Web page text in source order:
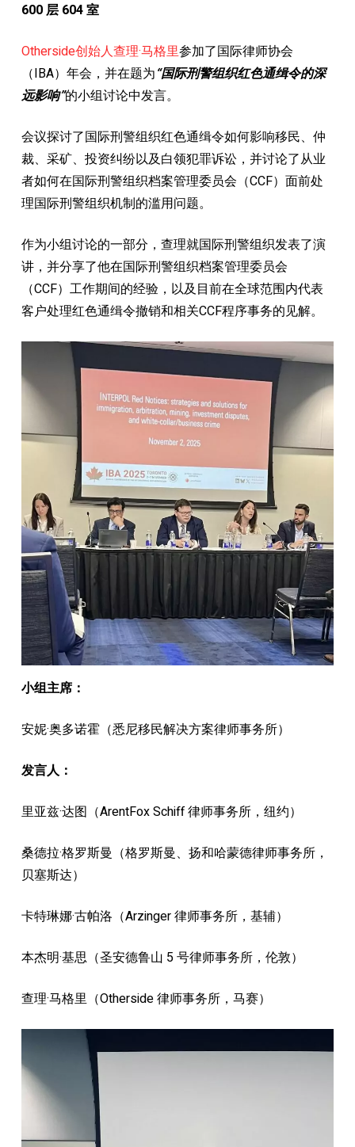
600 层 604 室
Otherside创始人查理·马格里参加了国际律师协会
（IBA）年会，并在题为“国际刑警组织红色通缉令的深
远影响”的小组讨论中发言。
会议探讨了国际刑警组织红色通缉令如何影响移民、仲
裁、采矿、投资纠纷以及白领犯罪诉讼，并讨论了从业
者如何在国际刑警组织档案管理委员会（CCF）面前处
理国际刑警组织机制的滥用问题。
作为小组讨论的一部分，查理就国际刑警组织发表了演
讲，并分享了他在国际刑警组织档案管理委员会
（CCF）工作期间的经验，以及目前在全球范围内代表
客户处理红色通缉令撤销和相关CCF程序事务的见解。
小组主席：
安妮·奥多诺霍（悉尼移民解决方案律师事务所）
发言人：
里亚兹·达图（ArentFox Schiff 律师事务所，纽约）
桑德拉·格罗斯曼（格罗斯曼、扬和哈蒙德律师事务所，
贝塞斯达）
卡特琳娜·古帕洛（Arzinger 律师事务所，基辅）
本杰明·基思（圣安德鲁山 5 号律师事务所，伦敦）
查理·马格里（Otherside 律师事务所，马赛）